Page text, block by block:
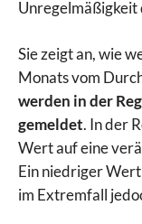
Unregelmäßigkeit
Sie zeigt an, wie
Monats vom
werden in der
gemeldet. In der
Wert auf eine
Ein niedriger
im Extremfall